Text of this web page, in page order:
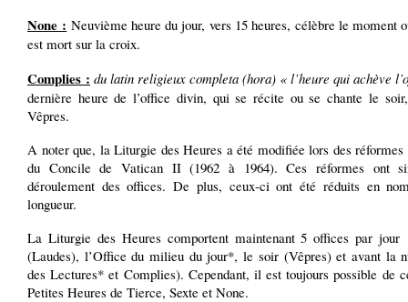
None : Neuvième heure du jour, vers 15 heures, célèbre le moment
est mort sur la croix.
Complies : du latin religieux completa (hora) « l’heure qui achève
dernière heure de l’office divin, qui se récite ou se chante le
Vêpres.
A noter que, la Liturgie des Heures a été modifiée lors des
du Concile de Vatican II (1962 à 1964). Ces réformes ont
déroulement des offices. De plus, ceux-ci ont été réduits en
longueur.
La Liturgie des Heures comportent maintenant 5 offices par
(Laudes), l’Office du milieu du jour*, le soir (Vêpres) et avant la
des Lectures* et Complies). Cependant, il est toujours possible de
Petites Heures de Tierce, Sexte et None.